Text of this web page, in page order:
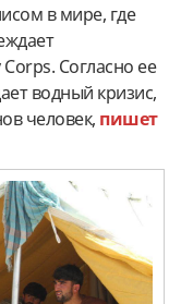
в мире, где
Согласно ее
водный кризис,
человек, пишет